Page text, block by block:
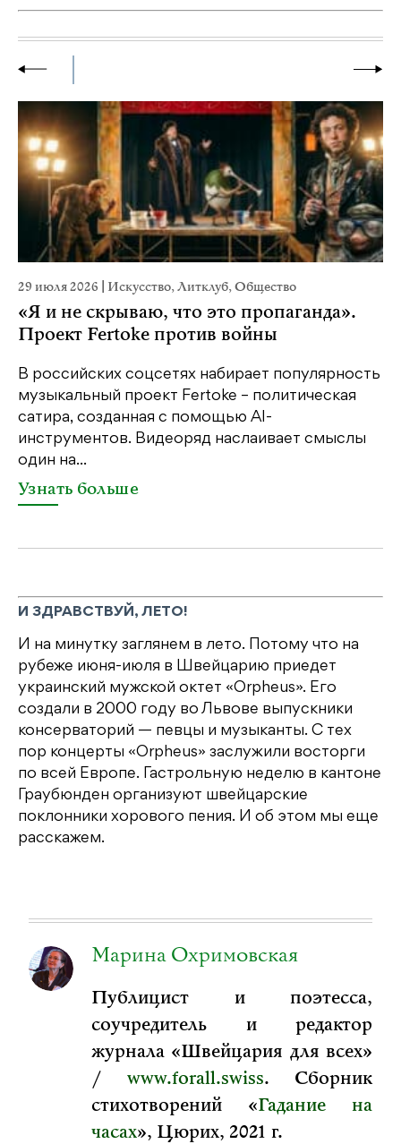
29 июля 2026 Искусство,Литклуб,Общество
«Я и не скрываю, что это пропаганда».
Проект Fertoke против войны
В российских соцсетях набирает популярность
музыкальный проект Fertoke – политическая
сатира, созданная с помощью AI-
инструментов. Видеоряд наслаивает смыслы
один на...
Узнать больше
И ЗДРАВСТВУЙ, ЛЕТО!
И на минутку заглянем в лето. Потому что на
рубеже июня-июля в Швейцарию приедет
украинский мужской октет «Orpheus». Его
создали в 2000 году во Львове выпускники
консерваторий — певцы и музыканты. С тех
пор концерты «Orpheus» заслужили восторги
по всей Европе. Гастрольную неделю в кантоне
Граубюнден организуют швейцарские
поклонники хорового пения. И об этом мы еще
расскажем.
Марина Охримовская
Публицист и поэтесса,
соучредитель и редактор
журнала «Швейцария для всех»
/ www.forall.swiss. Сборник
стихотворений «Гадание на
часах», Цюрих, 2021 г.